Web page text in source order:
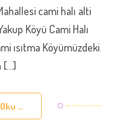
cami halı alti
Köyü Cami Halı
ısıtma Köyümüzdeki
[…]
...